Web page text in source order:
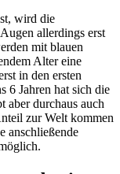
wird die
allerdings erst
mit blauen
Alter eine
in den ersten
6 Jahren hat sich die
aber durchaus auch
zur Welt kommen
anschließende